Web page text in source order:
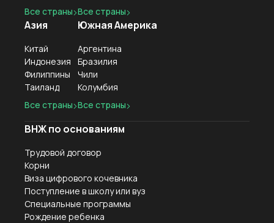
Все страны
Азия
Китай
Индонезия
Филиппины
Таиланд
Все страны
Все страны
Южная Америка
Аргентина
Бразилия
Чили
Колумбия
Все страны
ВНЖ по основаниям
Трудовой договор
Корни
Виза цифрового кочевника
Поступление в школу или вуз
Специальные программы
Рождение ребенка